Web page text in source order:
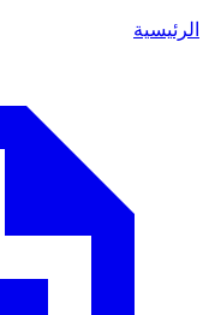
الرئيسية